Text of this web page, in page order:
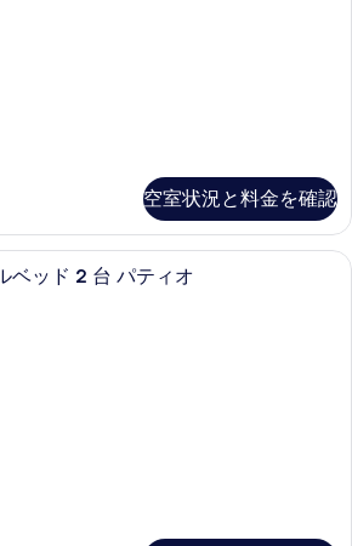
空室状況と料金を確認
高級寝具、ミニバー、セーフティボ
ベッド 2 台 パティオ